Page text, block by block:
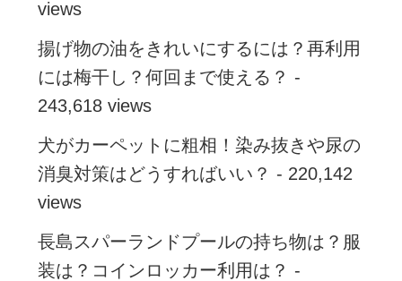
views
揚げ物の油をきれいにするには？再利用
には梅干し？何回まで使える？ -
243,618 views
犬がカーペットに粗相！染み抜きや尿の
消臭対策はどうすればいい？ - 220,142
views
長島スパーランドプールの持ち物は？服
装は？コインロッカー利用は？ -